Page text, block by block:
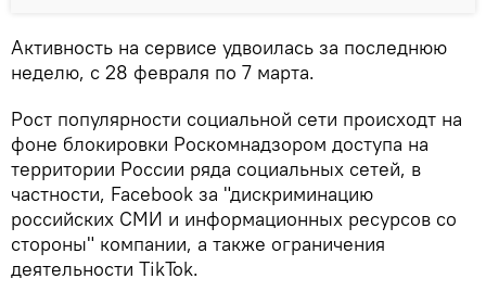
Активность на сервисе удвоилась за последнюю
неделю, с 28 февраля по 7 марта.
Рост популярности социальной сети происходт на
фоне блокировки Роскомнадзором доступа на
территории России ряда социальных сетей, в
частности, Facebook за "дискриминацию
российских СМИ и информационных ресурсов со
стороны" компании, а также ограничения
деятельности TikTok.